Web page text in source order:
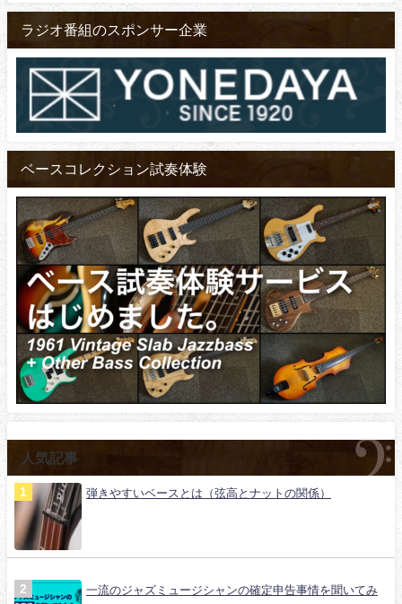
ラジオ番組のスポンサー企業
ベースコレクション試奏体験
人気記事
弾きやすいベースとは（弦高とナットの関係）
一流のジャズミュージシャンの確定申告事情を聞いてみ